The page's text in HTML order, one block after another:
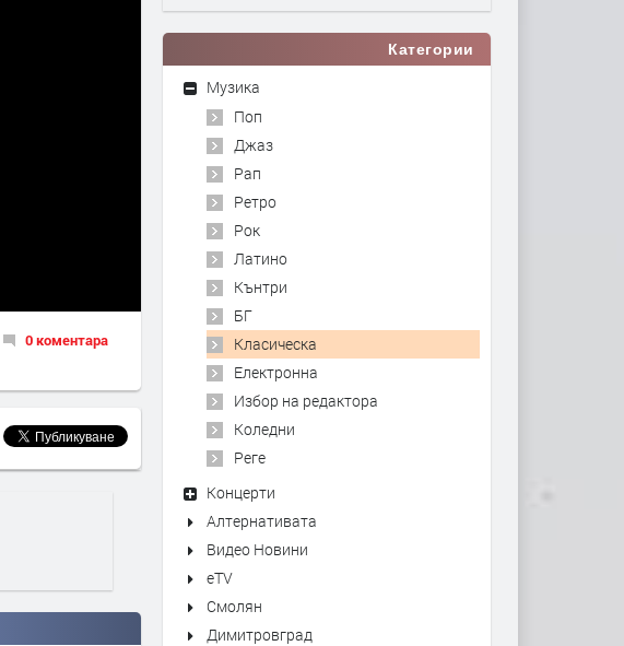
0 коментара
Категории
Музика
Поп
Джаз
Рап
Ретро
Рок
Латино
Кънтри
БГ
Класическа
Електронна
Избор на редактора
Коледни
Реге
Концерти
Алтернативата
Видео Новини
eTV
Смолян
Димитровград